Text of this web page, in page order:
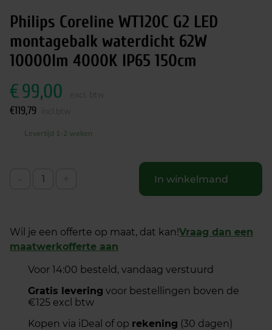
Philips Coreline WT120C G2 LED
montagebalk waterdicht 62W
10000lm 4000K IP65 150cm
€99,00
€119,79
Levertijd 1-2 weken
In winkelmand
Wil je een offerte op maat, dat kan!Vraag dan een
maatwerkofferte aan
Voor 14:00 besteld, vandaag verstuurd
Gratis levering voor bestellingen boven de
€125 excl btw
Kopen via iDeal of op rekening (30 dagen)